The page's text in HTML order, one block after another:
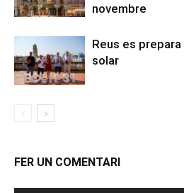
novembre
Reus es
solar
FER UN COMENTARI